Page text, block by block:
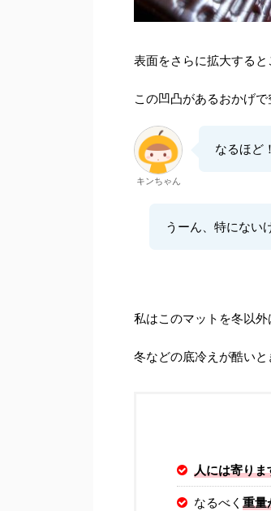
表面をさらに拡大する
この凹凸があるおかげ
キンちゃん
なるほど
うーん、特にない
私はこのマットを冬以
冬などの底冷えが酷い
人には寄りま
なるべく 重量